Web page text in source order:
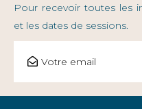
Pour recevoir toutes les
et les dates de sessions.